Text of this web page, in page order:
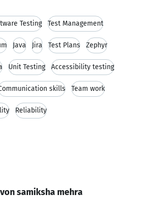
Testing Test Management
Java Jira Test Plans Zephyr
Unit Testing Accessibility testing
skills Team work
Reliability
samiksha mehra